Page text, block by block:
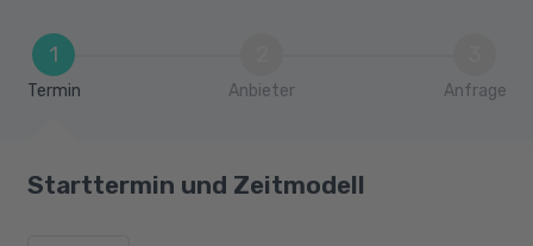
1
Termin Anbieter Anfrage
Starttermin und Zeitmodell